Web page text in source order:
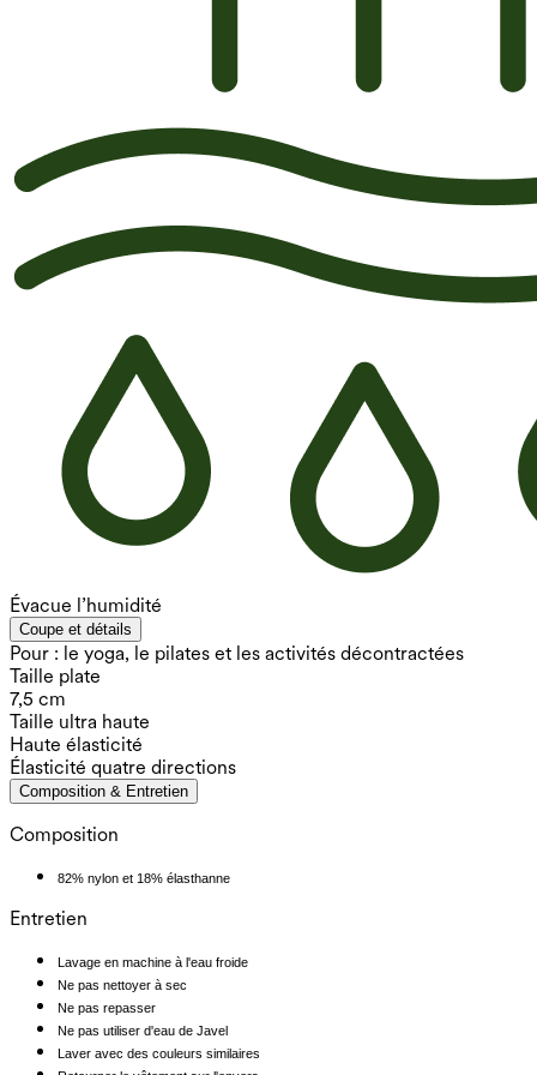
Évacue l’humidité
Coupe et détails
Pour : le yoga, le pilates et les activités décontractées
Taille plate
7,5 cm
Taille ultra haute
Haute élasticité
Élasticité quatre directions
Composition & Entretien
Composition
82% nylon et 18% élasthanne
Entretien
Lavage en machine à l'eau froide
Ne pas nettoyer à sec
Ne pas repasser
Ne pas utiliser d'eau de Javel
Laver avec des couleurs similaires